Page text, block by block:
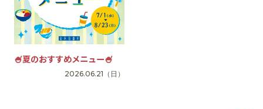
スタッフ募集
百番街くらぶ
🍧夏のおすすめメニュー🍧
2026.06.21 （日）